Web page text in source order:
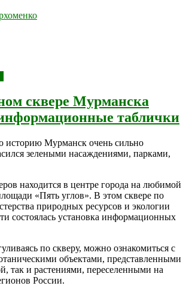
сквере Мурманска
таблички
историю Мурманск очень сильно
зелеными насаждениями, парками,
находится в центре города на любимой
«Пять углов». В этом сквере по
природных ресурсов и экологии
состоялась установка информационных
по скверу, можно ознакомиться с
объектами, представленными
так и растениями, переселенными на
России.